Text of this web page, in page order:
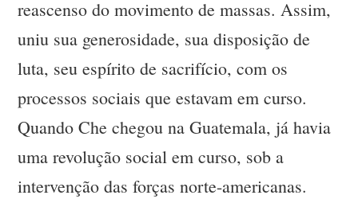
reascenso do movimento de massas. Assim,
uniu sua generosidade, sua disposição de
luta, seu espírito de sacrifício, com os
processos sociais que estavam em curso.
Quando Che chegou na Guatemala, já havia
uma revolução social em curso, sob a
intervenção das forças norte-americanas.